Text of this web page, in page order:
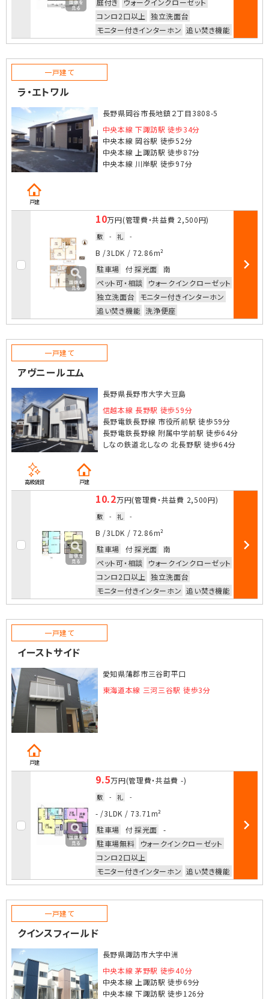
庭付き
ウォークインクローゼット
コンロ2口以上 独立洗面台
モニター付きインターホン 追い焚き機能
一戸建て
ラ・エトワル
長野県岡谷市長地鎮２丁目3808-5
中央本線 下諏訪駅 徒歩34分
中央本線 岡谷駅 徒歩52分
中央本線 上諏訪駅 徒歩87分
中央本線 川岸駅 徒歩97分
戸建
10万円(管理費・共益費 2,500円)
敷 - 礼 -
B /3LDK / 72.86m²
駐車場
付採光面
南
ペット可・相談
ウォークインクローゼット
独立洗面台
モニター付きインターホン
追い焚き機能 洗浄便座
部屋詳細
一戸建て
アヴニールエム
長野県長野市大字大豆島
信越本線 長野駅 徒歩59分
長野電鉄長野線 市役所前駅 徒歩59分
長野電鉄長野線 附属中学前駅 徒歩64分
しなの鉄道北しなの 北長野駅 徒歩64分
高級賃貸 戸建
10.2万円(管理費・共益費 2,500円)
敷 - 礼 -
B /3LDK / 72.86m²
駐車場
付採光面
南
ペット可・相談
ウォークインクローゼット
コンロ2口以上 独立洗面台
モニター付きインターホン 追い焚き機能
部屋詳細
一戸建て
イーストサイド
愛知県蒲郡市三谷町平口
東海道本線 三河三谷駅 徒歩3分
戸建
9.5万円(管理費・共益費 -)
敷 - 礼 -
- /3LDK / 73.71m²
駐車場
付採光面
-
駐車場無料
ウォークインクローゼット
コンロ2口以上
モニター付きインターホン 追い焚き機能
一戸建て
クインスフィールド
長野県諏訪市大字中洲
中央本線 茅野駅 徒歩40分
中央本線 上諏訪駅 徒歩69分
中央本線 下諏訪駅 徒歩126分